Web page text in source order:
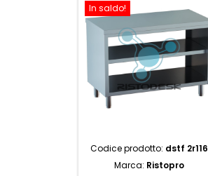
In saldo!
Codice prodotto: dstf 2r116
Marca: Ristopro